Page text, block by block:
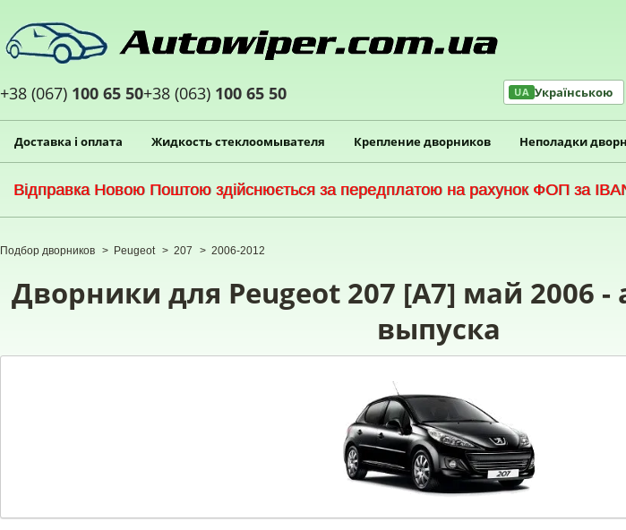
+38 (067) 100 65 50+38 (063) 100 65 50 UA Українською
Доставка і оплата Жидкость стеклоомывателя Крепление дворников Неполадки
Відправка Новою Поштою здійснюється за передплатою на рахунок ФОП за
Подбор дворников > Peugeot > 207 > 2006-2012
Дворники для Peugeot 207 [A7] май 2006 -
выпуска